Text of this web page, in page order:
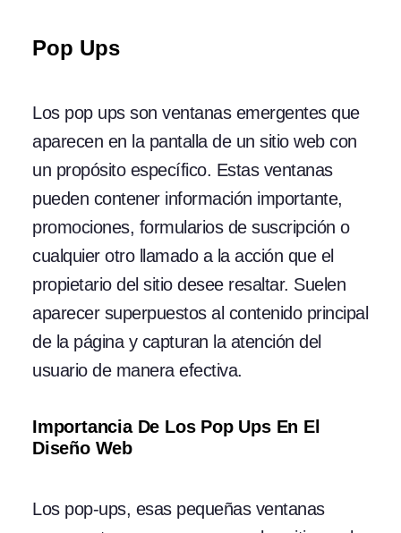
Pop Ups
Los pop ups son ventanas emergentes que
aparecen en la pantalla de un sitio web con
un propósito específico. Estas ventanas
pueden contener información importante,
promociones, formularios de suscripción o
cualquier otro llamado a la acción que el
propietario del sitio desee resaltar. Suelen
aparecer superpuestos al contenido principal
de la página y capturan la atención del
usuario de manera efectiva.
Importancia De Los Pop Ups En El
Diseño Web
Los pop-ups, esas pequeñas ventanas